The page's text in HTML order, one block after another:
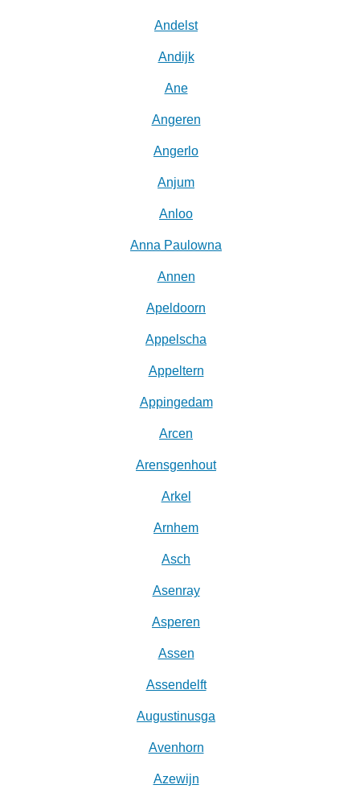
Andelst
Andijk
Ane
Angeren
Angerlo
Anjum
Anloo
Anna Paulowna
Annen
Apeldoorn
Appelscha
Appeltern
Appingedam
Arcen
Arensgenhout
Arkel
Arnhem
Asch
Asenray
Asperen
Assen
Assendelft
Augustinusga
Avenhorn
Azewijn